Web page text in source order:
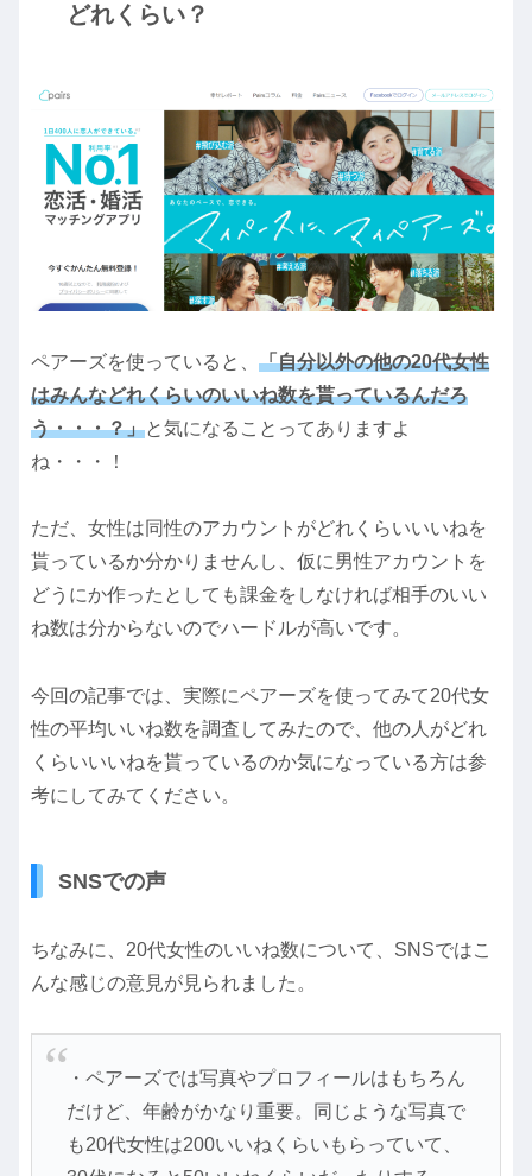
どれくらい？
ペアーズを使っていると、 「自分以外の他の20代女性
はみんなどれくらいのいいね数を貰っているんだろ
う・・・？」と気になることってありますよ
ね・・・！
ただ、女性は同性のアカウントがどれくらいいいねを
貰っているか分かりませんし、仮に男性アカウントを
どうにか作ったとしても課金をしなければ相手のいい
ね数は分からないのでハードルが高いです。
今回の記事では、実際にペアーズを使ってみて20代女
性の平均いいね数を調査してみたので、他の人がどれ
くらいいいねを貰っているのか気になっている方は参
考にしてみてください。
SNSでの声
ちなみに、20代女性のいいね数について、SNSではこ
んな感じの意見が見られました。
・ペアーズでは写真やプロフィールはもちろん
だけど、年齢がかなり重要。同じような写真で
も20代女性は200いいねくらいもらっていて、